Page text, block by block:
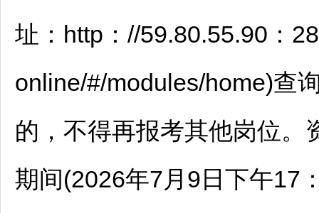
址：http：//59.80.55.90：
online/#/modules/home)查
的，不得再报考其他岗位。
期间(2026年7月9日下午17